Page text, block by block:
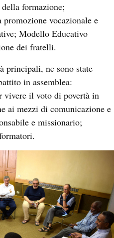
formazione;
vocazionale e
Modello Educativo
dei fratelli.
principali, ne sono state
in assemblea:
vivere il voto di povertà in
ai mezzi di comunicazione e
e missionario;